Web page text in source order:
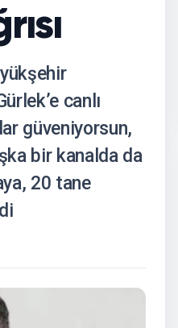
canlı
güveniyorsun,
bir kanalda da
20 tane